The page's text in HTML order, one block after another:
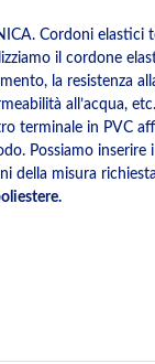
Cordoni elastici
il cordone
la resistenza
all’acqua, etc.
terminale in PVC
Possiamo inserire
della misura